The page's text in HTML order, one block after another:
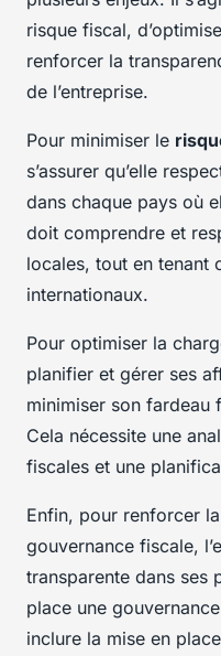
risque fiscal,
renforcer la
de l’entreprise.
Pour minimiser le
s’assurer qu’elle
dans chaque pays où
doit comprendre et
locales, tout en tenant
internationaux.
Pour optimiser la
planifier et gérer ses
minimiser son fardeau
Cela nécessite une
fiscales et une
Enfin, pour renforcer
gouvernance fiscale,
transparente dans ses
place une
inclure la mise en